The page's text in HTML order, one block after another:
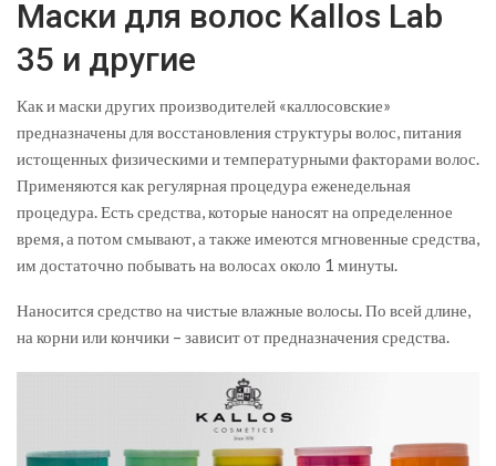
Маски для волос Kallos Lab
35 и другие
Как и маски других производителей «каллосовские»
предназначены для восстановления структуры волос, питания
истощенных физическими и температурными факторами волос.
Применяются как регулярная процедура еженедельная
процедура. Есть средства, которые наносят на определенное
время, а потом смывают, а также имеются мгновенные средства,
им достаточно побывать на волосах около 1 минуты.
Наносится средство на чистые влажные волосы. По всей длине,
на корни или кончики – зависит от предназначения средства.